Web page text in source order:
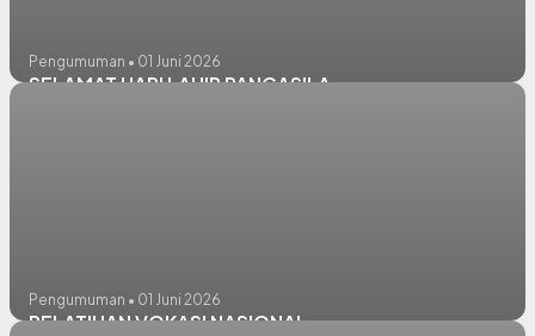
Pengumuman • 01 Juni 2026
SELAMAT HARI LAHIR PANCASILA
Pengumuman • 01 Juni 2026
PELATIHAN VOKASI NASIONAL